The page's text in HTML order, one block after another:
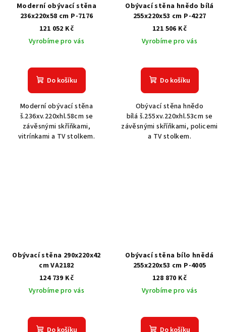
Moderní obývací stěna
236x220x58 cm P-7176
121 052 Kč
Vyrobíme pro vás
Do košíku
Moderní obývací stěna
š.236xv.220xhl.58cm se
závěsnými skříňkami,
vitrínkami a TV stolkem.
Obývací stěna hnědo bílá
255x220x53 cm P-4227
121 506 Kč
Vyrobíme pro vás
Do košíku
Obývací stěna hnědo
bílá š.255xv.220xhl.53cm se
závěsnými skříňkami, policemi
a TV stolkem.
Obývací stěna 290x220x42
cm VA2182
124 739 Kč
Vyrobíme pro vás
Do košíku
Obývací stěna bílo hnědá
255x220x53 cm P-4005
128 870 Kč
Vyrobíme pro vás
Do košíku